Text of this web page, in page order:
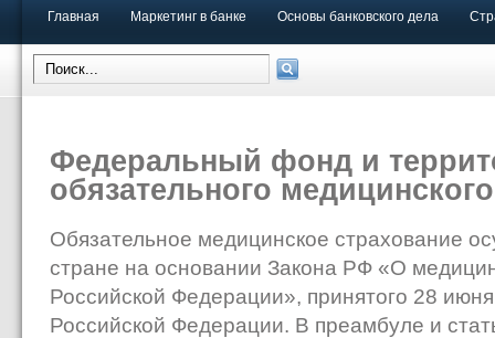
Главная Маркетинг в банке Основы банковского дела
Федеральный фонд и
обязательного
Обязательное медицинское страхование
стране на основании Закона РФ «О
Российской Федерации», принятого 28
Российской Федерации. В преамбуле и